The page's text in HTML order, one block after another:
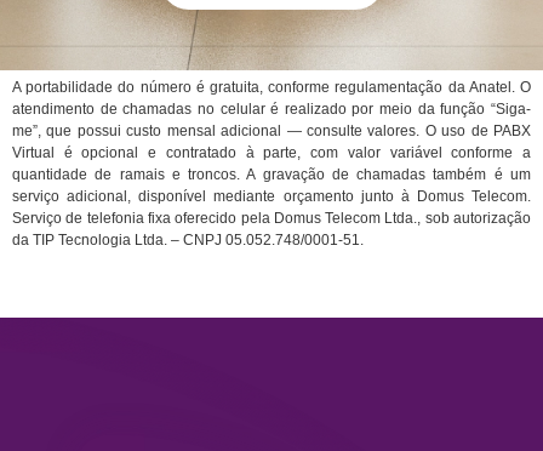
A portabilidade do número é gratuita, conforme regulamentação da Anatel. O
atendimento de chamadas no celular é realizado por meio da função “Siga-
me”, que possui custo mensal adicional — consulte valores. O uso de PABX
Virtual é opcional e contratado à parte, com valor variável conforme a
quantidade de ramais e troncos. A gravação de chamadas também é um
serviço adicional, disponível mediante orçamento junto à Domus Telecom.
Serviço de telefonia fixa oferecido pela Domus Telecom Ltda., sob autorização
da TIP Tecnologia Ltda. – CNPJ 05.052.748/0001-51.